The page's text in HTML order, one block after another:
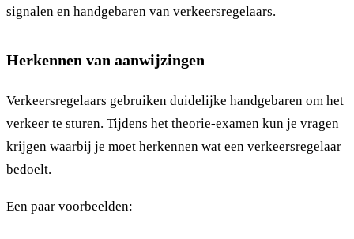
signalen en handgebaren van verkeersregelaars.
Herkennen van aanwijzingen
Verkeersregelaars gebruiken duidelijke handgebaren om het
verkeer te sturen. Tijdens het theorie-examen kun je vragen
krijgen waarbij je moet herkennen wat een verkeersregelaar
bedoelt.
Een paar voorbeelden: